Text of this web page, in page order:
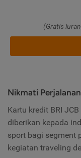
(Gratis
Nikmati
Kartu kredit BRI
diberikan kepada
sport bagi segment
kegiatan traveling